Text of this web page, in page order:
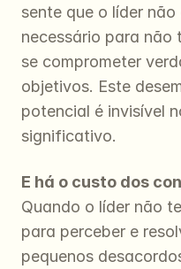
sente que o líder
necessário para não
se comprometer
objetivos. Este
potencial é invisível
significativo.
E há o custo dos
Quando o líder não
para perceber e
pequenos